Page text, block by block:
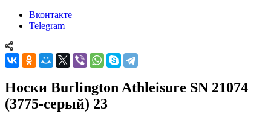
Вконтакте
Telegram
Носки Burlington Athleisure SN 21074
(3775-серый) 23